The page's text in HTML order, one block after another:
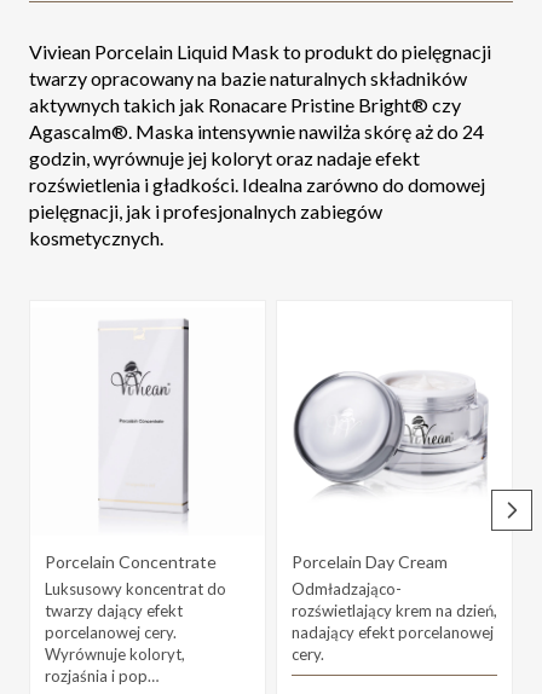
Viviean Porcelain Liquid Mask to produkt do pielęgnacji
twarzy opracowany na bazie naturalnych składników
aktywnych takich jak Ronacare Pristine Bright® czy
Agascalm®. Maska intensywnie nawilża skórę aż do 24
godzin, wyrównuje jej koloryt oraz nadaje efekt
rozświetlenia i gładkości. Idealna zarówno do domowej
pielęgnacji, jak i profesjonalnych zabiegów
kosmetycznych.
Porcelain Concentrate
Luksusowy koncentrat do
twarzy dający efekt
porcelanowej cery.
Wyrównuje koloryt,
rozjaśnia i pop…
Porcelain Day Cream
Odmładzająco-
rozświetlający krem na dzień,
nadający efekt porcelanowej
cery.